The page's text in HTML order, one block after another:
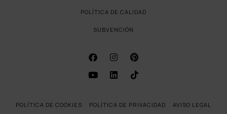
POLÍTICA DE CALIDAD
SUBVENCIÓN
POLÍTICA DE COOKIES POLÍTICA DE PRIVACIDAD AVISO LEGAL